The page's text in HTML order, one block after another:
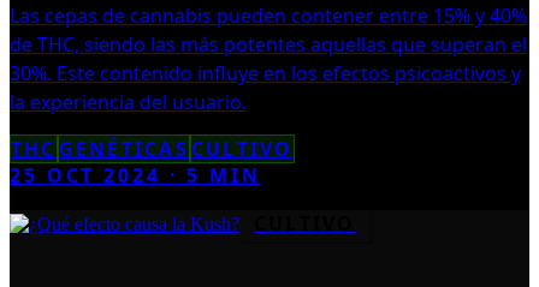
Las cepas de cannabis pueden contener entre 15% y 40%
de THC, siendo las más potentes aquellas que superan el
30%. Este contenido influye en los efectos psicoactivos y
la experiencia del usuario.
THC GENÉTICAS CULTIVO
25 OCT 2024 ·5 MIN